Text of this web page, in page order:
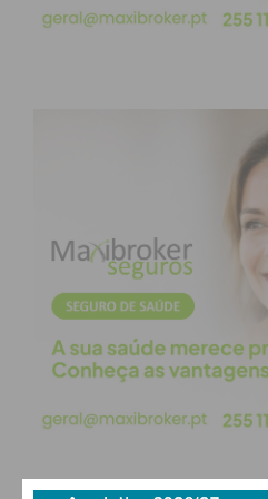
Aos 06:07,José Cancela
Nos minutos finais foi a
mais esteve no ataque, mas
final, selando uma divisão
esforço defensivo de